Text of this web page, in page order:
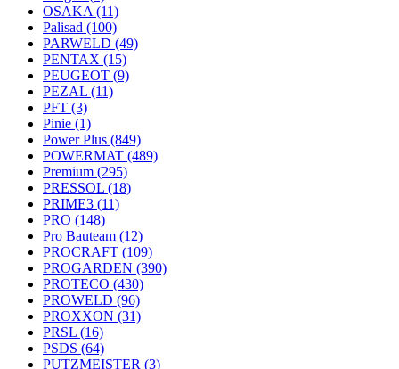
OSAKA (11)
Palisad (100)
PARWELD (49)
PENTAX (15)
PEUGEOT (9)
PEZAL (11)
PFT (3)
Pinie (1)
Power Plus (849)
POWERMAT (489)
Premium (295)
PRESSOL (18)
PRIME3 (11)
PRO (148)
Pro Bauteam (12)
PROCRAFT (109)
PROGARDEN (390)
PROTECO (430)
PROWELD (96)
PROXXON (31)
PRSL (16)
PSDS (64)
PUTZMEISTER (3)